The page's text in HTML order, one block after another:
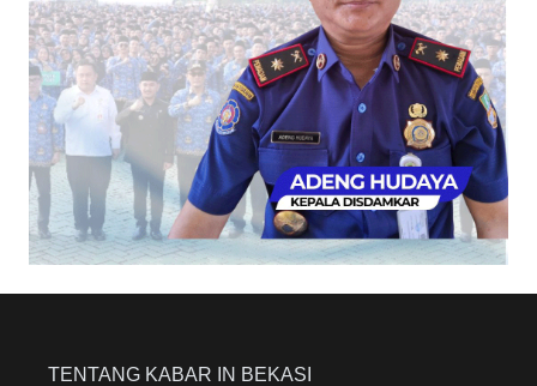
TENTANG KABAR IN BEKASI